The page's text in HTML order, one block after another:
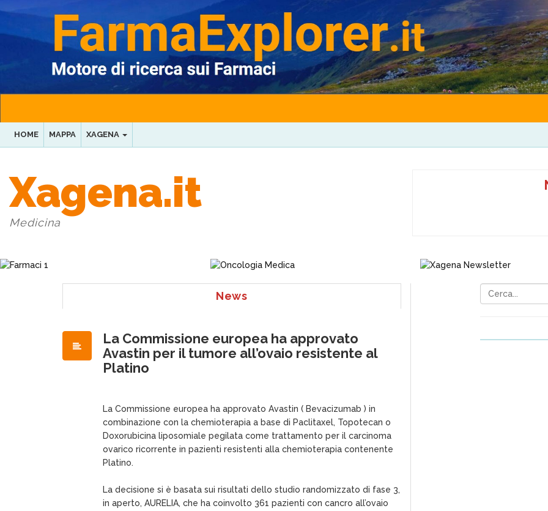
HOME MAPPA XAGENA
Xagena.it
Medicina
News
La Commissione europea ha approvato
Avastin per il tumore all’ovaio resistente al
Platino
La Commissione europea ha approvato Avastin ( Bevacizumab ) in
combinazione con la chemioterapia a base di Paclitaxel, Topotecan o
Doxorubicina liposomiale pegilata come trattamento per il carcinoma
ovarico ricorrente in pazienti resistenti alla chemioterapia contenente
Platino.
La decisione si è basata sui risultati dello studio randomizzato di fase 3,
in aperto, AURELIA, che ha coinvolto 361 pazienti con cancro all’ovaio